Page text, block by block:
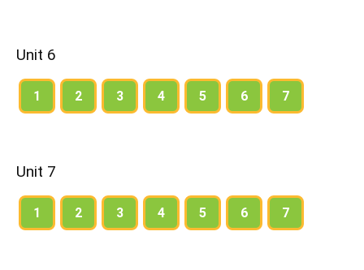
Unit 6
1 2 3 4 5 6 7
Unit 7
1 2 3 4 5 6 7